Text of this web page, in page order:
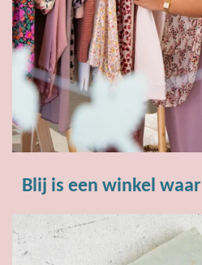
Blij is een winkel